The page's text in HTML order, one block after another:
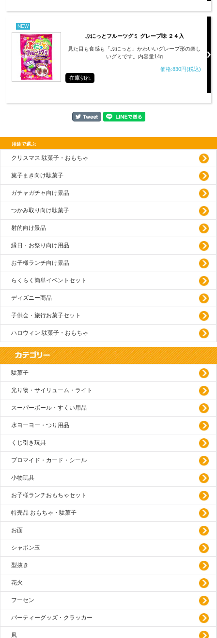
NEW
ぷにっとフルーツグミ グレープ味 ２４入
見た目も食感も「ぷにっと」かわいいグレープ形の楽し
いグミです。内容量14g
価格:830円(税込)
在庫切れ
用途で選ぶ
クリスマス 駄菓子・おもちゃ
菓子まき向け駄菓子
ガチャガチャ向け景品
つかみ取り向け駄菓子
射的向け景品
縁日・お祭り向け用品
お子様ランチ向け景品
らくらく簡単イベントセット
ディズニー商品
子供会・旅行お菓子セット
ハロウィン 駄菓子・おもちゃ
駄菓子
光り物・サイリューム・ライト
スーパーボール・すくい用品
水ヨーヨー・つり用品
くじ引き玩具
プロマイド・カード・シール
小物玩具
お子様ランチおもちゃセット
特売品 おもちゃ・駄菓子
お面
シャボン玉
型抜き
花火
フーセン
パーティーグッズ・クラッカー
凧